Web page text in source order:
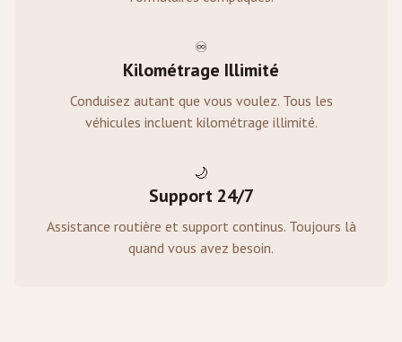
♾️
Kilométrage Illimité
Conduisez autant que vous voulez. Tous les
véhicules incluent kilométrage illimité.
🌙
Support 24/7
Assistance routière et support continus. Toujours là
quand vous avez besoin.